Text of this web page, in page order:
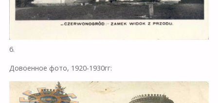
6.
Довоенное фото, 1920-1930гг: